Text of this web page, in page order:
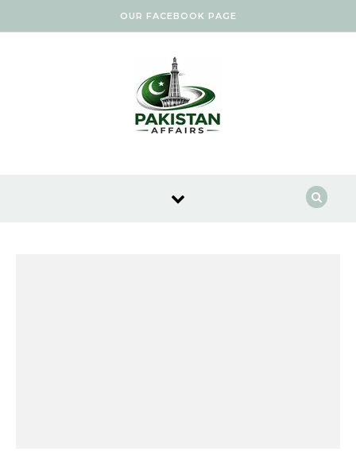
OUR FACEBOOK PAGE